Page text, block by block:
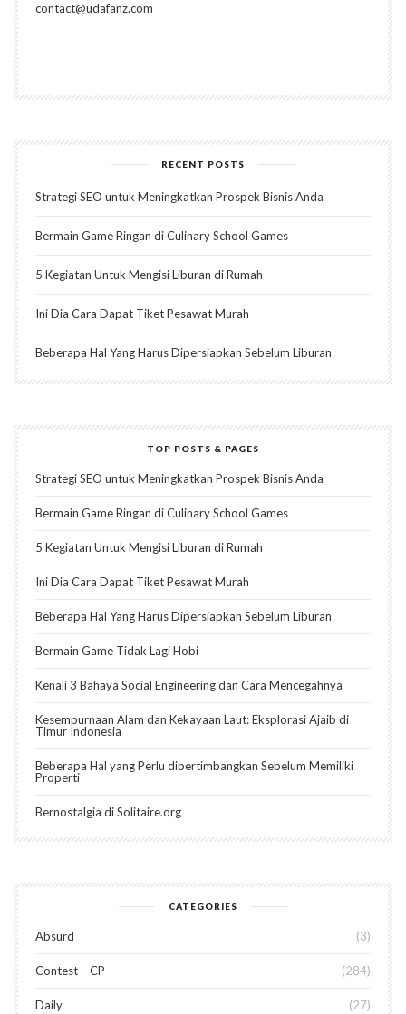
contact@udafanz.com
RECENT POSTS
Strategi SEO untuk Meningkatkan Prospek Bisnis Anda
Bermain Game Ringan di Culinary School Games
5 Kegiatan Untuk Mengisi Liburan di Rumah
Ini Dia Cara Dapat Tiket Pesawat Murah
Beberapa Hal Yang Harus Dipersiapkan Sebelum Liburan
TOP POSTS & PAGES
Strategi SEO untuk Meningkatkan Prospek Bisnis Anda
Bermain Game Ringan di Culinary School Games
5 Kegiatan Untuk Mengisi Liburan di Rumah
Ini Dia Cara Dapat Tiket Pesawat Murah
Beberapa Hal Yang Harus Dipersiapkan Sebelum Liburan
Bermain Game Tidak Lagi Hobi
Kenali 3 Bahaya Social Engineering dan Cara Mencegahnya
Kesempurnaan Alam dan Kekayaan Laut: Eksplorasi Ajaib di
Timur Indonesia
Beberapa Hal yang Perlu dipertimbangkan Sebelum Memiliki
Properti
Bernostalgia di Solitaire.org
CATEGORIES
Absurd 3
Contest – CP 284
Daily 27